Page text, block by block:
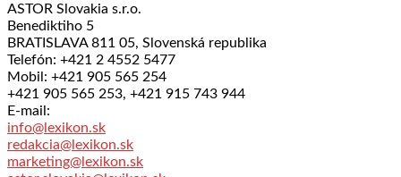
ASTOR Slovakia s.r.o.
Benediktiho 5
BRATISLAVA 811 05, Slovenská republika
Telefón: +421 2 4552 5477
Mobil: +421 905 565 254
+421 905 565 253, +421 915 743 944
E-mail:
info@lexikon.sk
redakcia@lexikon.sk
marketing@lexikon.sk